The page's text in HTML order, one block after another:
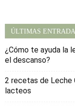
ÚLTIMAS
¿Cómo te ayuda la
el descanso?
2 recetas de Leche
lacteos